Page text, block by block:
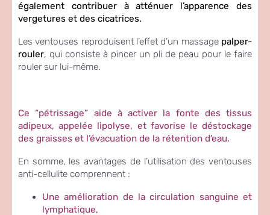
également contribuer à atténuer l’apparence des
vergetures et des cicatrices.
Les ventouses reproduisent l’effet d’un massage palper-
rouler, qui consiste à pincer un pli de peau pour le faire
rouler sur lui-même.
Ce “pétrissage” aide à activer la fonte des tissus
adipeux, appelée lipolyse, et favorise le déstockage
des graisses et l’évacuation de la rétention d’eau.
En somme, les avantages de l’utilisation des ventouses
anti-cellulite comprennent :
Une amélioration de la circulation sanguine et
lymphatique,